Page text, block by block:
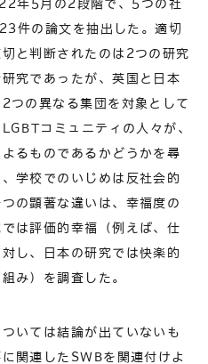
年5月の2段階で、5つの社
件の論文を抽出した。適切
と判断されたのは2つの研究
究であったが、英国と日本
つの異なる集団を対象として
コミュニティの人々が、
るものであるかどうかを尋
学校でのいじめは反社会的
の顕著な違いは、幸福度の
は評価的幸福（例えば、仕
し、日本の研究では快楽的
み）を調査した。
いては結論が出ていないも
関連したSWBを関連付けよ